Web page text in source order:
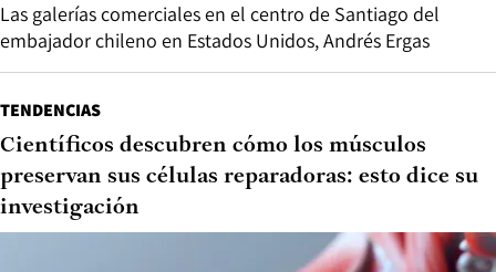
Las galerías comerciales en el centro de Santiago del
embajador chileno en Estados Unidos, Andrés Ergas
TENDENCIAS
Científicos descubren cómo los músculos
preservan sus células reparadoras: esto dice su
investigación